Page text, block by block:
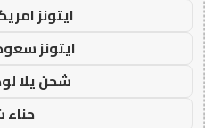
ايتونز
ايتونز
شحن يلا